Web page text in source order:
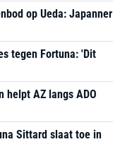
op Ueda: Japanner
tegen Fortuna: 'Dit
helpt AZ langs ADO
Sittard slaat toe in